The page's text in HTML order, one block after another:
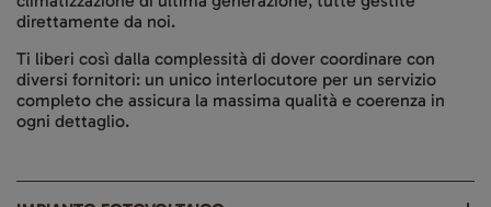
direttamente da noi.
Ti liberi così dalla complessità di dover coordinare con
diversi fornitori: un unico interlocutore per un servizio
completo che assicura la massima qualità e coerenza in
ogni dettaglio.